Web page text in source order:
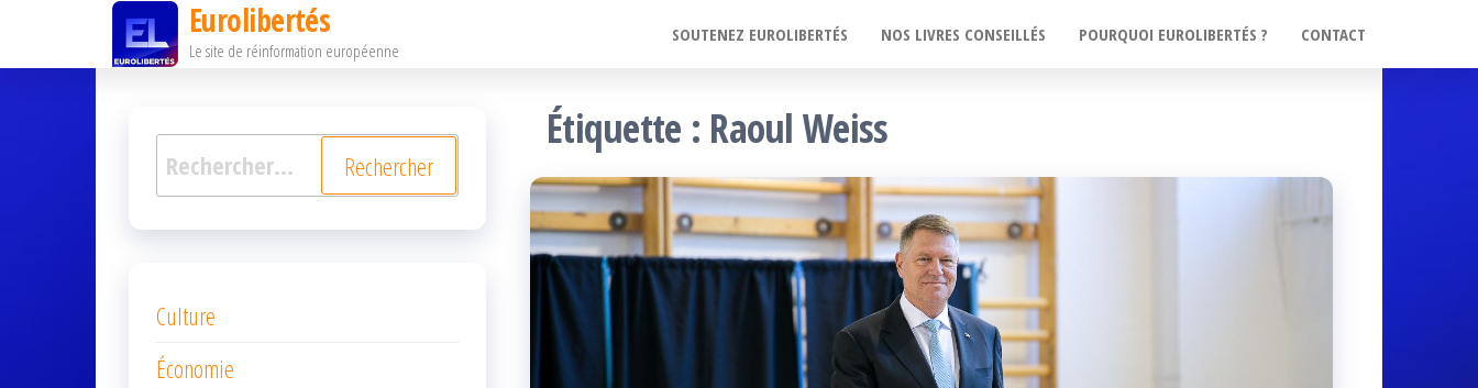
ce
Eurolibertés
Le site de réinformation européenne
SOUTENEZ EUROLIBERTÉS NOS LIVRES CONSEILLÉS POURQUOI EUROLIBERTÉS ? CONTACT
Étiquette : Raoul Weiss
Rechercher :
Culture
Économie